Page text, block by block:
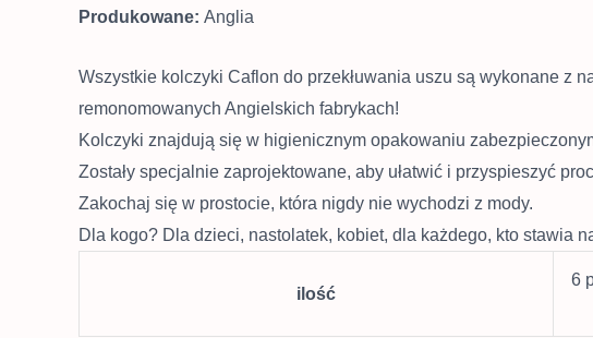
Produkowane: Anglia
Wszystkie kolczyki Caflon do przekłuwania uszu są wykonane z
remonomowanych Angielskich fabrykach!
Kolczyki znajdują się w higienicznym opakowaniu
Zostały specjalnie zaprojektowane, aby ułatwić i przyspieszyć
Zakochaj się w prostocie, która nigdy nie wychodzi z mody.
Dla kogo? Dla dzieci, nastolatek, kobiet, dla każdego, kto stawia
ilość
6